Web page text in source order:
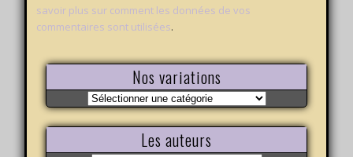
savoir plus sur comment les données de vos
commentaires sont utilisées.
Nos variations
Nos
variations
Les auteurs